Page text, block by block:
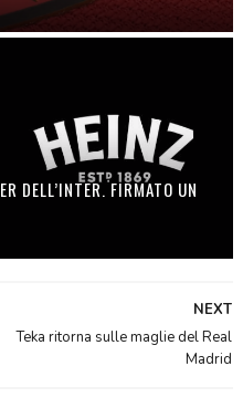
DELL’INTER. FIRMATO UN
NEXT
Teka ritorna sulle maglie del Real
Madrid